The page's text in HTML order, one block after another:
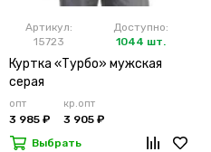
Артикул:
15723
Доступно:
1044 шт.
Куртка «Турбо» мужская
серая
опт
3 985 ₽
кр.опт
3 905 ₽
Выбрать